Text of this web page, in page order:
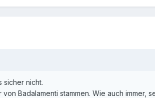
sicher nicht.
Badalamenti stammen. Wie auch immer,